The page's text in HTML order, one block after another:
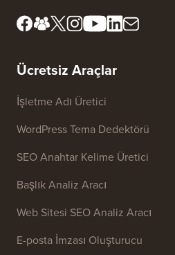
Ücretsiz Araçlar
İşletme Adı Üretici
WordPress Tema Dedektörü
SEO Anahtar Kelime Üretici
Başlık Analiz Aracı
Web Sitesi SEO Analiz Aracı
E-posta İmzası Oluşturucu